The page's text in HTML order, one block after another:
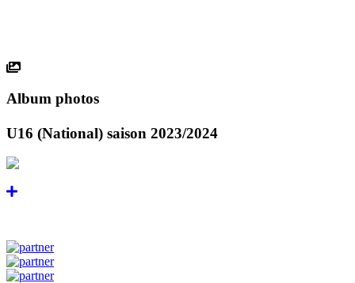
Album photos
U16 (National) saison 2023/2024